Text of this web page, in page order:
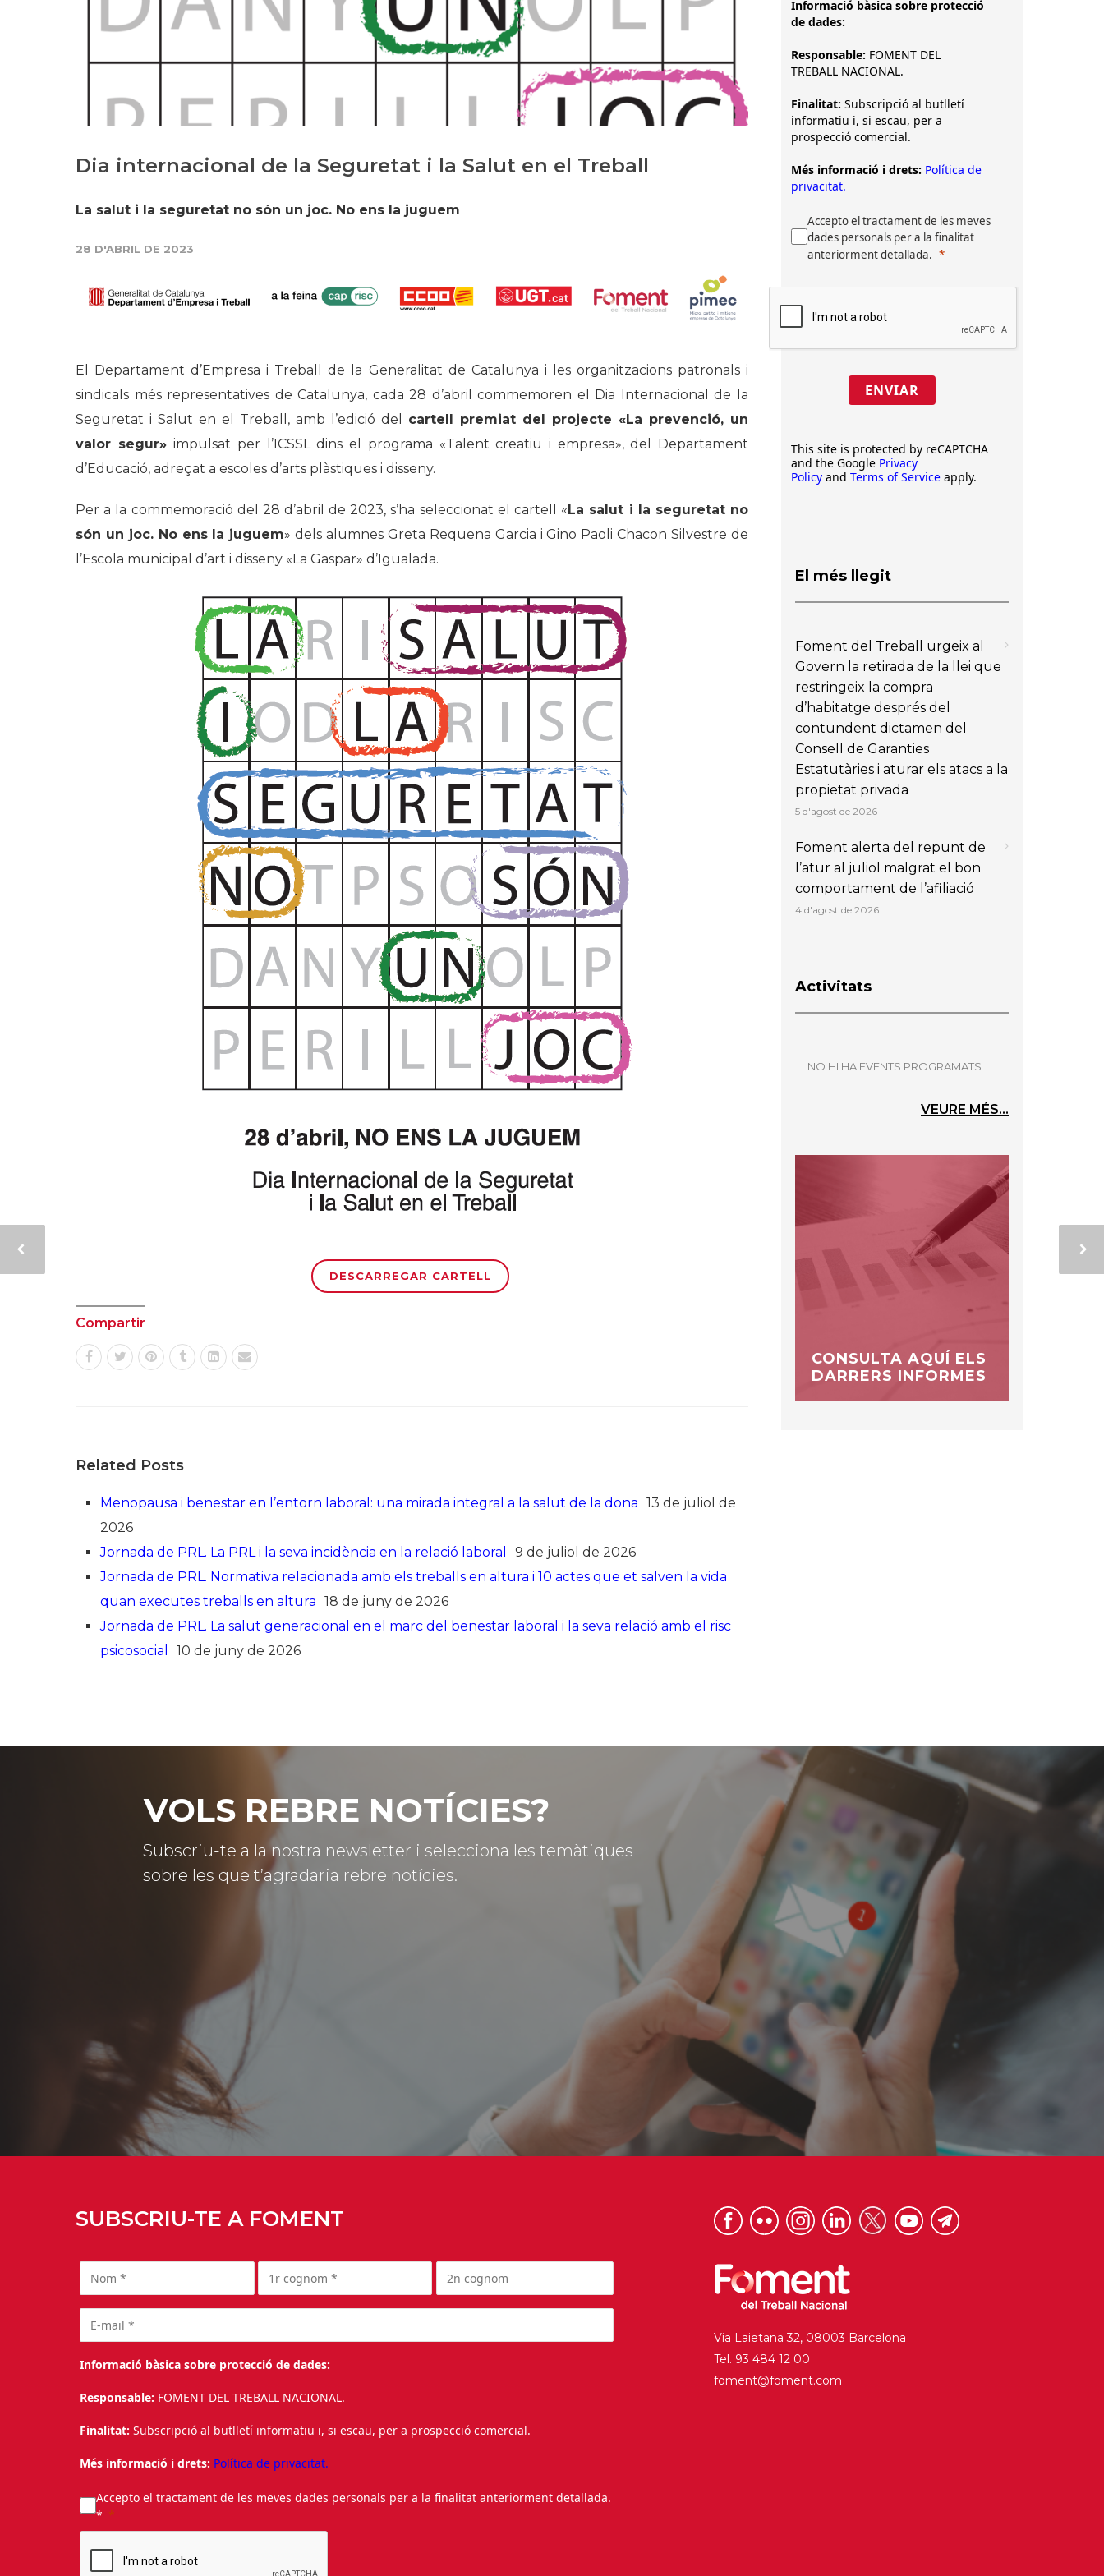
Història
Biblioteca Arxiu
Seu Social
Dia internacional de la Seguretat i la Salut en el Treball
La salut i la seguretat no són un joc. No ens la juguem
28 D'ABRIL DE 2023
El Departament d’Empresa i Treball de la Generalitat de Catalunya i les organitzacions patronals i
sindicals més representatives de Catalunya, cada 28 d’abril commemoren el Dia Internacional de la
Seguretat i Salut en el Treball, amb l’edició del cartell premiat del projecte «La prevenció, un
valor segur»impulsat per l’ICSSL dins el programa «Talent creatiu i empresa», del Departament
d’Educació, adreçat a escoles d’arts plàstiques i disseny.
Per a la commemoració del 28 d’abril de 2023, s’ha seleccionat el cartell « La salut i la seguretat no
són un joc. No ens la juguem» dels alumnes Greta Requena Garcia i Gino Paoli Chacon Silvestre de
l’Escola municipal d’art i disseny «La Gaspar» d’Igualada.
DESCARREGAR CARTELL
Compartir
Related Posts
Menopausa i benestar en l’entorn laboral: una mirada integral a la salut de la dona 13 de juliol de
2026
Jornada de PRL. La PRL i la seva incidència en la relació laboral
9 de juliol de 2026
Jornada de PRL. Normativa relacionada amb els treballs en altura i 10 actes que et salven la vida
quan executes treballs en altura 18 de juny de 2026
Jornada de PRL. La salut generacional en el marc del benestar laboral i la seva relació amb el risc
psicosocial
10 de juny de 2026
Informació bàsica sobre protecció
de dades:
Responsable: FOMENT DEL
TREBALL NACIONAL.
Finalitat: Subscripció al butlletí
informatiu i, si escau, per a
prospecció comercial.
Més informació i drets: Política de
privacitat.
Accepto el tractament de les meves
dades personals per a la finalitat
anteriorment detallada.
ENVIAR
This site is protected by reCAPTCHA
and the Google Privacy
Policy and Terms of Service apply.
El més llegit
Foment del Treball urgeix al
Govern la retirada de la llei que
restringeix la compra
d’habitatge després del
contundent dictamen del
Consell de Garanties
Estatutàries i aturar els atacs a la
propietat privada
5 d'agost de 2026
Foment alerta del repunt de
l’atur al juliol malgrat el bon
comportament de l’afiliació
4 d'agost de 2026
Activitats
NO HI HA EVENTS PROGRAMATS
VEURE MÉS...
CONSULTA AQUÍ ELS
DARRERS INFORMES
VOLS REBRE NOTÍCIES?
Subscriu-te a la nostra newsletter i selecciona les temàtiques
sobre les que t’agradaria rebre notícies.
SUBSCRIU-TE A FOMENT
Informació bàsica sobre protecció de dades:
Responsable: FOMENT DEL TREBALL NACIONAL.
Finalitat: Subscripció al butlletí informatiu i, si escau, per a prospecció comercial.
Més informació i drets: Política de privacitat.
Accepto el tractament de les meves dades personals per a la finalitat anteriorment detallada.
*
Via Laietana 32, 08003 Barcelona
Tel. 93 484 12 00
foment@foment.com